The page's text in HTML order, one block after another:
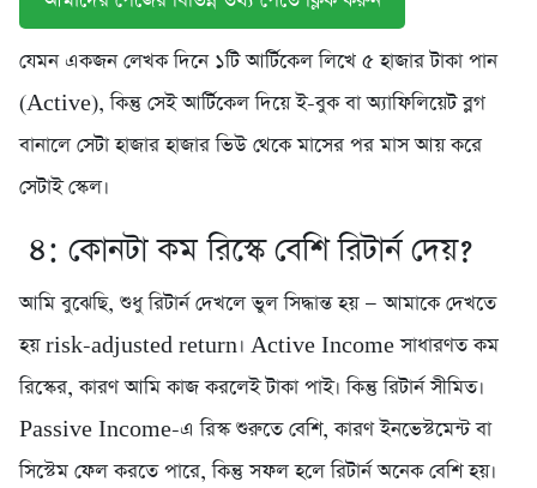
যেমন একজন লেখক দিনে ১টি আর্টিকেল লিখে ৫ হাজার টাকা পান
(Active), কিন্তু সেই আর্টিকেল দিয়ে ই-বুক বা অ্যাফিলিয়েট ব্লগ
বানালে সেটা হাজার হাজার ভিউ থেকে মাসের পর মাস আয় করে
সেটাই স্কেল।
৪: কোনটা কম রিস্কে বেশি রিটার্ন দেয়?
আমি বুঝেছি, শুধু রিটার্ন দেখলে ভুল সিদ্ধান্ত হয় — আমাকে দেখতে
হয় risk-adjusted return। Active Income সাধারণত কম
রিস্কের, কারণ আমি কাজ করলেই টাকা পাই। কিন্তু রিটার্ন সীমিত।
Passive Income-এ রিস্ক শুরুতে বেশি, কারণ ইনভেস্টমেন্ট বা
সিস্টেম ফেল করতে পারে, কিন্তু সফল হলে রিটার্ন অনেক বেশি হয়।